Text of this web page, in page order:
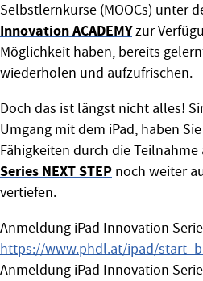
Selbstlernkurse (MOOCs) unter
Innovation ACADEMYzur
Möglichkeit haben, bereits
wiederholen und aufzufrischen.
Doch das ist längst nicht alles!
Umgang mit dem iPad, haben
Fähigkeiten durch die Teilnahme
Series NEXT STEP noch weiter
vertiefen.
Anmeldung iPad Innovation
https://www.phdl.at/ipad/
Anmeldung iPad Innovation